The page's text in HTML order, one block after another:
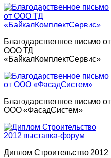
Благодарственное письмо от
ООО ТД
«БайкалКомплектСервис»
Благодарственное письмо от
ООО «ФасадСистем»
Диплом Строительство 2012